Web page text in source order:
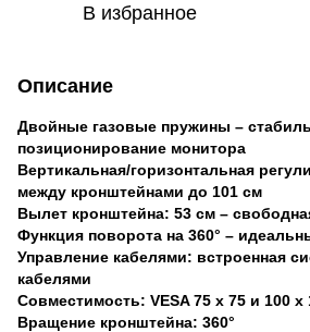
В избранное
Описание
Двойные газовые пружины –
позиционирование монитора
Вертикальная/горизонтальная
между кронштейнами до 101 см
Вылет кронштейна: 53 см –
Функция поворота на 360° –
Управление кабелями: встроенная
кабелями
Совместимость: VESA 75 x 75 и 100 x
Вращение кронштейна: 360°